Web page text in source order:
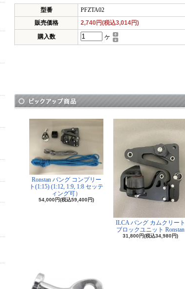
型番
PFZTA02
販売価格
2,740円(税込3,014円)
購入数
ケ
Ronstan バング コンプリー
ト(1:15) (1:12, 1:9, 1:8 セッテ
ィング可）
54,000円(税込59,400円)
ILCA バング カムクリート
ブロックユニット Ronstan
31,800円(税込34,980円)